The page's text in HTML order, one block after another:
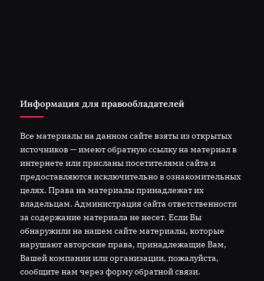
Информация для правообладателей
Все материалы на данном сайте взяты из открытых
источников — имеют обратную ссылку на материал в
интернете или присланы посетителями сайта и
предоставляются исключительно в ознакомительных
целях. Права на материалы принадлежат их
владельцам. Администрация сайта ответственности
за содержание материала не несет. Если Вы
обнаружили на нашем сайте материалы, которые
нарушают авторские права, принадлежащие Вам,
Вашей компании или организации, пожалуйста,
сообщите нам через форму обратной связи.